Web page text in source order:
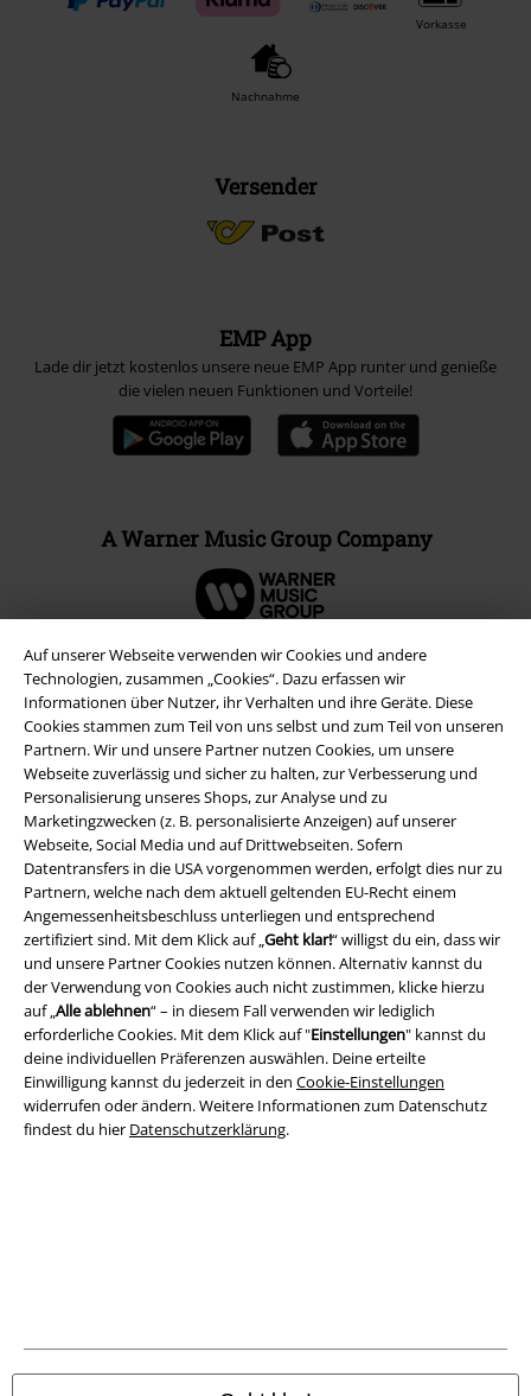
Auf unserer Webseite verwenden wir Cookies und andere
Technologien, zusammen „Cookies“. Dazu erfassen wir
Informationen über Nutzer, ihr Verhalten und ihre Geräte. Diese
Cookies stammen zum Teil von uns selbst und zum Teil von unseren
Partnern. Wir und unsere Partner nutzen Cookies, um unsere
Webseite zuverlässig und sicher zu halten, zur Verbesserung und
Personalisierung unseres Shops, zur Analyse und zu
Marketingzwecken (z. B. personalisierte Anzeigen) auf unserer
Webseite, Social Media und auf Drittwebseiten. Sofern
Datentransfers in die USA vorgenommen werden, erfolgt dies nur zu
Partnern, welche nach dem aktuell geltenden EU-Recht einem
Angemessenheitsbeschluss unterliegen und entsprechend
zertifiziert sind. Mit dem Klick auf „Geht klar!“ willigst du ein, dass wir
und unsere Partner Cookies nutzen können. Alternativ kannst du
der Verwendung von Cookies auch nicht zustimmen, klicke hierzu
auf „Alle ablehnen“ – in diesem Fall verwenden wir lediglich
erforderliche Cookies. Mit dem Klick auf "Einstellungen" kannst du
deine individuellen Präferenzen auswählen. Deine erteilte
Einwilligung kannst du jederzeit in den Cookie-Einstellungen
widerrufen oder ändern. Weitere Informationen zum Datenschutz
findest du hier Datenschutzerklärung.
Vorkasse
Nachnahme
Versender
EMP App
Lade dir jetzt kostenlos unsere neue EMP App runter und genieße
die vielen neuen Funktionen und Vorteile!
A Warner Music Group Company
Rechtliches
AGB
Impressum
Datenschutz
Entsorgung und Umweltschutz
Konformitätserklärung
Alle Preise inkl. gesetzlicher Mehrwertsteuer, zzgl.Versandkosten
© 1986-2026 E.M.P. Merchandising HGmbH